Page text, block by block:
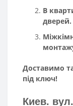
В
дверей.
Доставимо
під ключ!
Киев.